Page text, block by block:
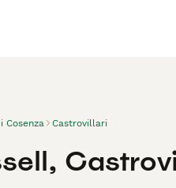
Cosenza Castrovillari